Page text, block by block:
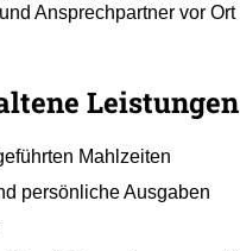
Ansprechpartner vor Ort
Leistungen
Mahlzeiten
persönliche Ausgaben